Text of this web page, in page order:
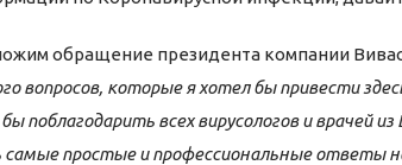
обращение президента компании
вопросов, которые я хотел бы привести
поблагодарить всех вирусологов и врачей
простые и профессиональные ответы